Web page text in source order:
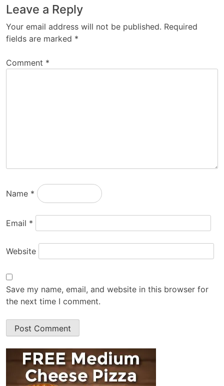
Leave a Reply
Your email address will not be published. Required
fields are marked *
Comment *
Name *
Email *
Website
Save my name, email, and website in this browser for
the next time I comment.